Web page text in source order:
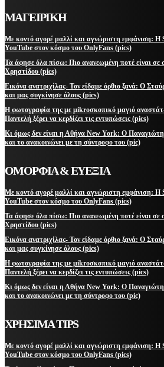
ΜΑΓΕΙΡΙΚΗ
Με κοντό αγορέ μαλλί και αγνώριστη εμφάνιση: Η
YouTube στον κόσμο του OnlyFans (pics)
Τα άφησε όλα πίσω: Πιο ανανεωμένη ποτέ είναι σε
Χρηστίδου (pics)
Εικόνα ανατριχίλας- Τον είδαμε όρθιο ξανά: Ο
και μας συγκίνησε όλους (pics)
Η φωτογραφία της με μikroσκοπικό μαγιό
Παντελή ξέρει να κερδίζει τις εντυπώσεις (pics)
Κι όμως δεν είναι η Αθήνα New York: Ο
και το ανακοινώνει με τη σύντροφο του (pic)
ΟΜΟΡΦΙΑ & ΕΥΕΞΙΑ
Με κοντό αγορέ μαλλί και αγνώριστη εμφάνιση: Η
YouTube στον κόσμο του OnlyFans (pics)
Τα άφησε όλα πίσω: Πιο ανανεωμένη ποτέ είναι σε
Χρηστίδου (pics)
Εικόνα ανατριχίλας- Τον είδαμε όρθιο ξανά: Ο
και μας συγκίνησε όλους (pics)
Η φωτογραφία της με μikroσκοπικό μαγιό
Παντελή ξέρει να κερδίζει τις εντυπώσεις (pics)
Κι όμως δεν είναι η Αθήνα New York: Ο
και το ανακοινώνει με τη σύντροφο του (pic)
ΧΡΗΣΙΜΑ TIPS
Με κοντό αγορέ μαλλί και αγνώριστη εμφάνιση: Η
YouTube στον κόσμο του OnlyFans (pics)